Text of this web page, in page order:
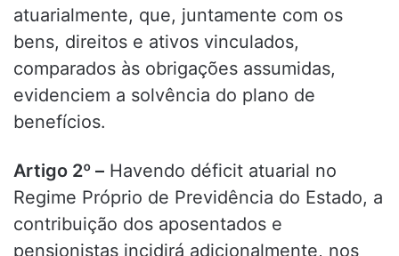
atuarialmente, que, juntamente com os
bens, direitos e ativos vinculados,
comparados às obrigações assumidas,
evidenciem a solvência do plano de
benefícios.
Artigo 2º – Havendo déficit atuarial no
Regime Próprio de Previdência do Estado, a
contribuição dos aposentados e
pensionistas incidirá adicionalmente, nos